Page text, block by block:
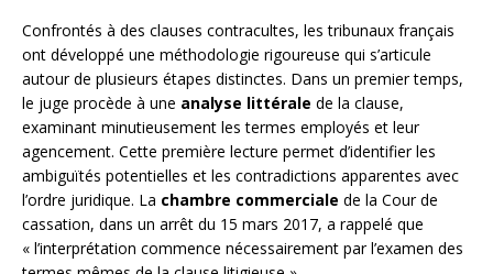
Confrontés à des clauses contracultes, les tribunaux français
ont développé une méthodologie rigoureuse qui s’articule
autour de plusieurs étapes distinctes. Dans un premier temps,
le juge procède à une analyse littérale de la clause,
examinant minutieusement les termes employés et leur
agencement. Cette première lecture permet d’identifier les
ambiguïtés potentielles et les contradictions apparentes avec
l’ordre juridique. La chambre commerciale de la Cour de
cassation, dans un arrêt du 15 mars 2017, a rappelé que
« l’interprétation commence nécessairement par l’examen des